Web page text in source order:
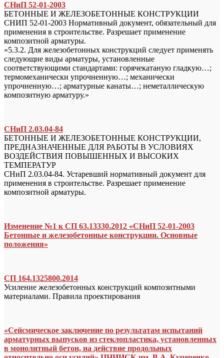
СНиП 52-01-2003
БЕТОННЫЕ И ЖЕЛЕЗОБЕТОННЫЕ КОНСТРУКЦИИ
СНИП 52-01-2003 Нормативный документ, обязательный для
применения в строительстве. Разрешает применение
композитной арматуры.
«5.3.2. Для железобетонных конструкций следует применять
следующие виды арматуры, установленные
соответствующими стандартами: горячекатаную гладкую…;
термомеханически упрочненную…; механически
упрочненную…; арматурные канаты…; неметаллическую
композитную арматуру.»
СНиП 2.03.04-84
БЕТОННЫЕ И ЖЕЛЕЗОБЕТОННЫЕ КОНСТРУКЦИИ,
ПРЕДНАЗНАЧЕННЫЕ ДЛЯ РАБОТЫ В УСЛОВИЯХ
ВОЗДЕЙСТВИЯ ПОВЫШЕННЫХ И ВЫСОКИХ
ТЕМПЕРАТУР
СНиП 2.03.04-84. Устаревший нормативный документ для
применения в строительстве. Разрешает применение
композитной арматуры.
Изменение №1 к СП 63.13330.2012 «СНиП 52-01-2003
Бетонные и железобетонные конструкции. Основные
положения»
СП 164.1325800.2014
Усиление железобетонных конструкций композитными
материалами. Правила проектирования
«Сейсмическое заключение по результатам испытаний
арматурных выпусков из стеклопластика, установленных
в монолитный бетон, на действие продольных